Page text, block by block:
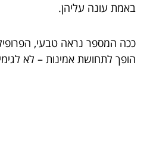
באמת עונה עליהן.
ככה המספר נראה טבעי,
הופך לתחושת אמינות – לא